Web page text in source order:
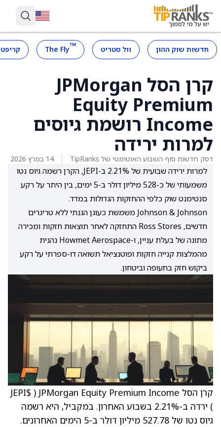
חדשות שוק ההון וול סטריט ™
The Fly
קרן הסל JPMorgan
Equity Premium
Income רושמת גיוסים
למרות ירידה
דסק חדשות סוף השבוע האוטומטי של TipRanks 14 במרץ 2026
למרות ירידה שבועית של 2.21% ב-JEPI, הקרן רשמה גיוס נטו
משמעותי של כ-528 מיליון דולר ב-5 ימים, בין היתר על רקע
סנטימנט שוק כלפי ההחזקות הגדולות במדד.
Johnson & Johnson משמשת כעוגן הגנתי ללא טריגרים
חדשים, Ross Stores התחזקה לאחר תוצאות חזקות ומכירה
מתונה של בעלת עניין, ו-Howmet Aerospace נהנית
מהמלצות קנייה חזקות ופוטנציאל תשואה דו-ספרתי על רקע
ביקוש חזק בתעופה וביטחון.
קרן הסל JPMorgan Equity Premium Income‏ ( $JEPI
) ירדה ב-2.21% בשבוע האחרון. במקביל, היא רשמה
גיוס נטו של 527.78 מיליון דולר ב-5 הימים האחרונים.